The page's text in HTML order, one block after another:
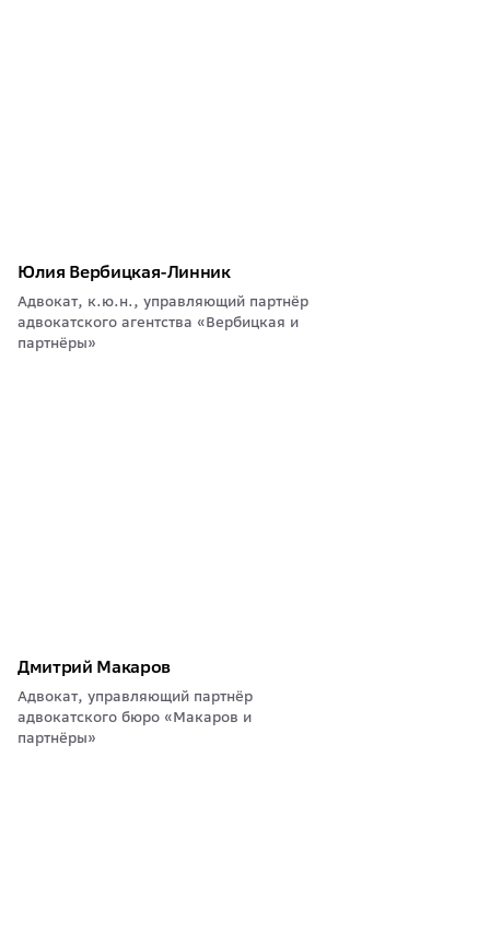
Юлия Вербицкая-Линник
Адвокат, к.ю.н., управляющий партнёр
адвокатского агентства «Вербицкая и
партнёры»
Дмитрий Макаров
Адвокат, управляющий партнёр
адвокатского бюро «Макаров и
партнёры»